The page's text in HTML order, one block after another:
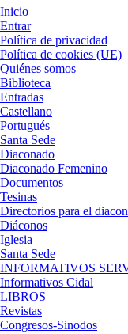
Menú
Inicio
Entrar
Política de privacidad
Política de cookies (UE)
Quiénes somos
Biblioteca
Entradas
Castellano
Portugués
Santa Sede
Diaconado
Diaconado Femenino
Documentos
Tesinas
Directorios para el
Diáconos
Iglesia
Santa Sede
INFORMATIVOS
Informativos Cidal
LIBROS
Revistas
Congresos-Sinodos